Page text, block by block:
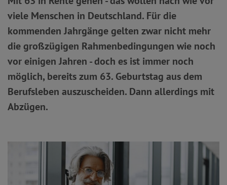
viele Menschen in Deutschland. Für die
kommenden Jahrgänge gelten zwar nicht mehr
die großzügigen Rahmenbedingungen wie noch
vor einigen Jahren - doch es ist immer noch
möglich, bereits zum 63. Geburtstag aus dem
Berufsleben auszuscheiden. Dann allerdings mit
Abzügen.